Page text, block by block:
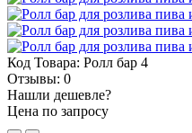
Код Товара: Ролл бар 4
Отзывы: 0
Нашли дешевле?
Цена по запросу